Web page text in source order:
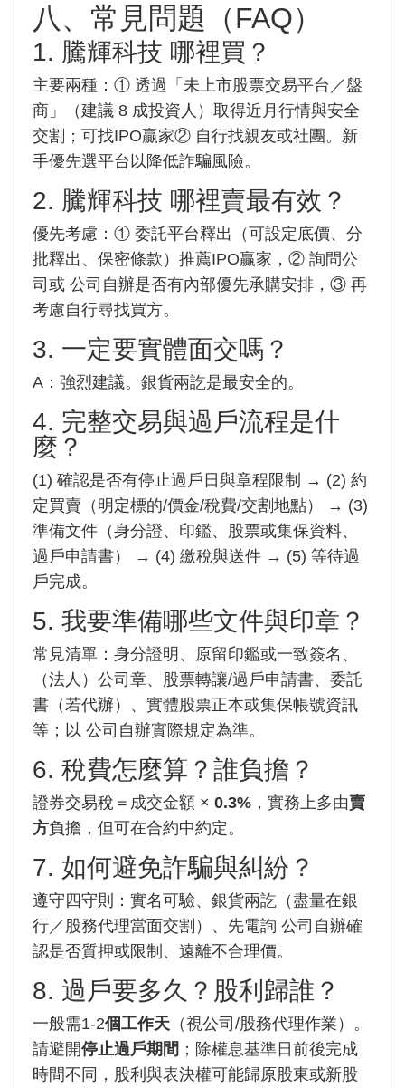
八、常見問題（FAQ）
1. 騰輝科技 哪裡買？
主要兩種：① 透過「未上市股票交易平台／盤
商」（建議 8 成投資人）取得近月行情與安全
交割；可找IPO贏家② 自行找親友或社團。新
手優先選平台以降低詐騙風險。
2. 騰輝科技 哪裡賣最有效？
優先考慮：① 委託平台釋出（可設定底價、分
批釋出、保密條款）推薦IPO贏家，② 詢問公
司或 公司自辦是否有內部優先承購安排，③ 再
考慮自行尋找買方。
3. 一定要實體面交嗎？
A：強烈建議。銀貨兩訖是最安全的。
4. 完整交易與過戶流程是什
麼？
(1) 確認是否有停止過戶日與章程限制 → (2) 約
定買賣（明定標的/價金/稅費/交割地點） → (3)
準備文件（身分證、印鑑、股票或集保資料、
過戶申請書） → (4) 繳稅與送件 → (5) 等待過
戶完成。
5. 我要準備哪些文件與印章？
常見清單：身分證明、原留印鑑或一致簽名、
（法人）公司章、股票轉讓/過戶申請書、委託
書（若代辦）、實體股票正本或集保帳號資訊
等；以 公司自辦實際規定為準。
6. 稅費怎麼算？誰負擔？
證券交易稅＝成交金額 × 0.3% ，實務上多由賣
方負擔，但可在合約中約定。
7. 如何避免詐騙與糾紛？
遵守四守則：實名可驗、銀貨兩訖（盡量在銀
行／股務代理當面交割）、先電詢 公司自辦確
認是否質押或限制、遠離不合理價。
8. 過戶要多久？股利歸誰？
一般需1-2個工作天 （視公司/股務代理作業）。
請避開停止過戶期間 ；除權息基準日前後完成
時間不同，股利與表決權可能歸原股東或新股